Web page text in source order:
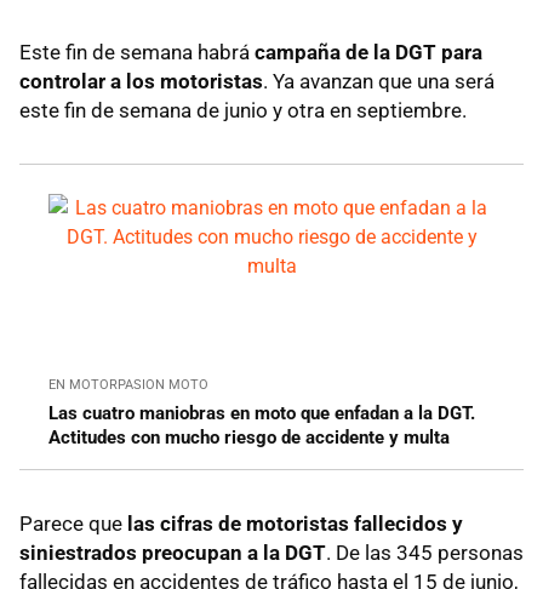
Este fin de semana habrá campaña de la DGT para
controlar a los motoristas. Ya avanzan que una será
este fin de semana de junio y otra en septiembre.
EN MOTORPASION MOTO
Las cuatro maniobras en moto que enfadan a la DGT.
Actitudes con mucho riesgo de accidente y multa
Parece que las cifras de motoristas fallecidos y
siniestrados preocupan a la DGT. De las 345 personas
fallecidas en accidentes de tráfico hasta el 15 de junio,